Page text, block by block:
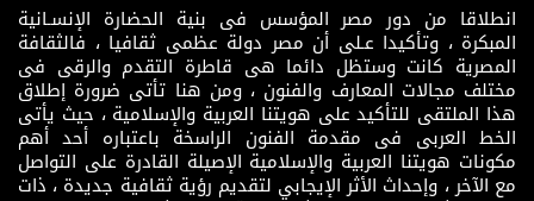
انطلاقا من دور مصر المؤسس فى بنية الحضارة الإنسـانية
المبكرة ، وتأكيدا عـلى أن مصر دولة عظمى ثقافيا ، فالثقافة
المصرية كانت وستظل دائما هى قاطرة التقدم والرقى فى
مختلف مجالات المعارف والفنون ، ومن هنا تأتى ضرورة إطلاق
هذا الملتقى للتأكيد على هويتنا العربية والإسلامية ، حيث يأتى
الخط العربى فى مقدمة الفنون الراسخة باعتباره أحد أهم
مكونات هويتنا العربية والإسلامية الإصيلة القادرة على التواصل
مع الآخر ، وإحداث الأثر الإيجابي لتقديم رؤية ثقافية جديدة ، ذات